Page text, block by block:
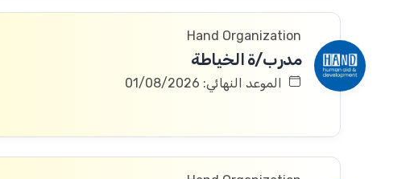
Hand Organization
مدرب/ة الخياطة
الموعد النهائي: 01/08/2026